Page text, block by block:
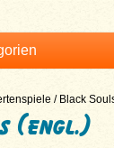
/ Black
(engl.)